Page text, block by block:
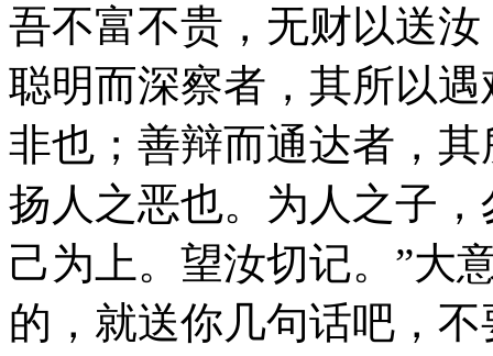
吾不富不贵，无财以送
聪明而深察者，其所以
非也；善辩而通达者，
扬人之恶也。为人之子
己为上。望汝切记。”大
的，就送你几句话吧，